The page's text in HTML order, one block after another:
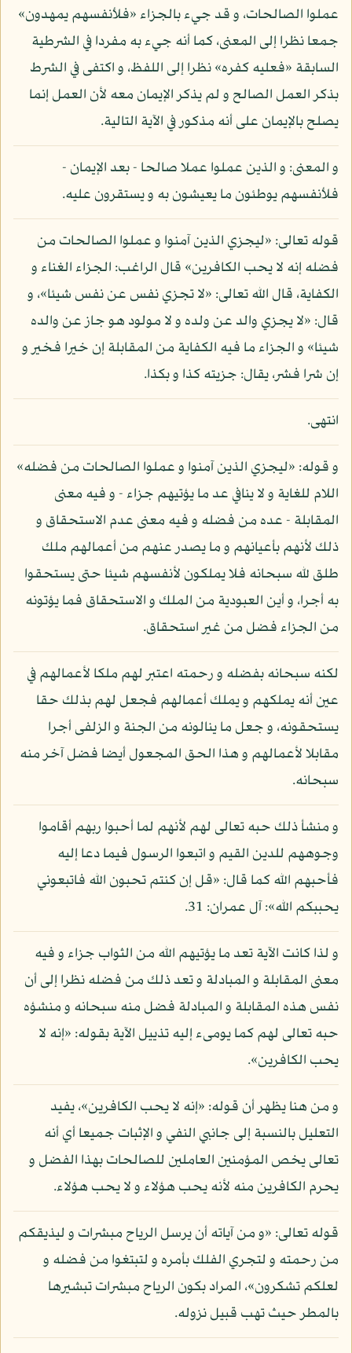
عملوا الصالحات، و قد جيء بالجزاء «فلأنفسهم يمهدون»
جمعا نظرا إلى المعنى، كما أنه جيء به مفردا في الشرطية
السابقة «فعليه كفره» نظرا إلى اللفظ، و اكتفى في الشرط
بذكر العمل الصالح و لم يذكر الإيمان معه لأن العمل إنما
يصلح بالإيمان على أنه مذكور في الآية التالية.
و المعنى: و الذين عملوا عملا صالحا - بعد الإيمان -
فلأنفسهم يوطئون ما يعيشون به و يستقرون عليه.
قوله تعالى: «ليجزي الذين آمنوا و عملوا الصالحات من
فضله إنه لا يحب الكافرين» قال الراغب: الجزاء الغناء و
الكفاية، قال الله تعالى: «لا تجزي نفس عن نفس شيئا»، و
قال: «لا يجزي والد عن ولده و لا مولود هو جاز عن والده
شيئا» و الجزاء ما فيه الكفاية من المقابلة إن خيرا فخير و
إن شرا فشر، يقال: جزيته كذا و بكذا.
انتهى.
و قوله: «ليجزي الذين آمنوا و عملوا الصالحات من فضله»
اللام للغاية و لا ينافي عد ما يؤتيهم جزاء - و فيه معنى
المقابلة - عده من فضله و فيه معنى عدم الاستحقاق و
ذلك لأنهم بأعيانهم و ما يصدر عنهم من أعمالهم ملك
طلق لله سبحانه فلا يملكون لأنفسهم شيئا حتى يستحقوا
به أجرا، و أين العبودية من الملك و الاستحقاق فما يؤتونه
من الجزاء فضل من غير استحقاق.
لكنه سبحانه بفضله و رحمته اعتبر لهم ملكا لأعمالهم في
عين أنه يملكهم و يملك أعمالهم فجعل لهم بذلك حقا
يستحقونه، و جعل ما ينالونه من الجنة و الزلفى أجرا
مقابلا لأعمالهم و هذا الحق المجعول أيضا فضل آخر منه
سبحانه.
و منشأ ذلك حبه تعالى لهم لأنهم لما أحبوا ربهم أقاموا
وجوههم للدين القيم و اتبعوا الرسول فيما دعا إليه
فأحبهم الله كما قال: «قل إن كنتم تحبون الله فاتبعوني
يحببكم الله»: آل عمران: 31.
و لذا كانت الآية تعد ما يؤتيهم الله من الثواب جزاء و فيه
معنى المقابلة و المبادلة و تعد ذلك من فضله نظرا إلى أن
نفس هذه المقابلة و المبادلة فضل منه سبحانه و منشؤه
حبه تعالى لهم كما يومىء إليه تذييل الآية بقوله: «إنه لا
يحب الكافرين».
و من هنا يظهر أن قوله: «إنه لا يحب الكافرين»، يفيد
التعليل بالنسبة إلى جانبي النفي و الإثبات جميعا أي أنه
تعالى يخص المؤمنين العاملين للصالحات بهذا الفضل و
يحرم الكافرين منه لأنه يحب هؤلاء و لا يحب هؤلاء.
قوله تعالى: «و من آياته أن يرسل الرياح مبشرات و ليذيقكم
من رحمته و لتجري الفلك بأمره و لتبتغوا من فضله و
لعلكم تشكرون»، المراد بكون الرياح مبشرات تبشيرها
بالمطر حيث تهب قبيل نزوله.